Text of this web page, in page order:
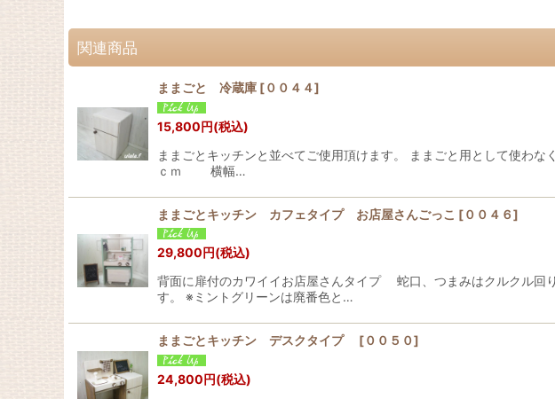
関連商品
ままごと 冷蔵庫 [００４４]
15,800円(税込)
ままごとキッチンと並べてご使用頂けます。 ままごと用として使わ
ｃｍ 横幅…
ままごとキッチン カフェタイプ お店屋さんごっこ [００４６]
29,800円(税込)
背面に扉付のカワイイお店屋さんタイプ 蛇口、つまみはクルクル回
す。 ※ミントグリーンは廃番色と…
ままごとキッチン デスクタイプ [００５０]
24,800円(税込)